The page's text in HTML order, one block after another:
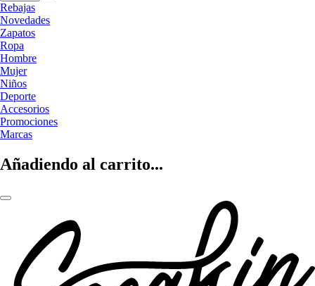
Rebajas
Novedades
Zapatos
Ropa
Hombre
Mujer
Niños
Deporte
Accesorios
Promociones
Marcas
Añadiendo al carrito...